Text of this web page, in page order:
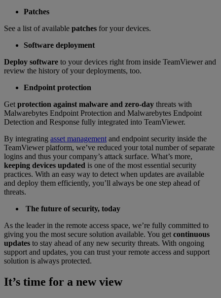
Patches
See a list of available patches for your devices.
Software deployment
Deploy software to your devices right from inside TeamViewer and
review the history of your deployments, too.
Endpoint protection
Get protection against malware and zero-day threats with
Malwarebytes Endpoint Protection and Malwarebytes Endpoint
Detection and Response fully integrated into TeamViewer.
By integrating asset management and endpoint security inside the
TeamViewer platform, we’ve reduced your total number of separate
logins and thus your company’s attack surface. What’s more,
keeping devices updated is one of the most essential security
practices. With an easy way to detect when updates are available
and deploy them efficiently, you’ll always be one step ahead of
threats.
The future of security, today
As the leader in the remote access space, we’re fully committed to
giving you the most secure solution available. You get continuous
updates to stay ahead of any new security threats. With ongoing
support and updates, you can trust your remote access and support
solution is always protected.
It’s time for a new view